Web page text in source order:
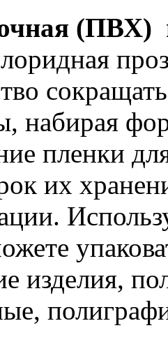
(ПВХ)
набирая
пленки
их
изделия,